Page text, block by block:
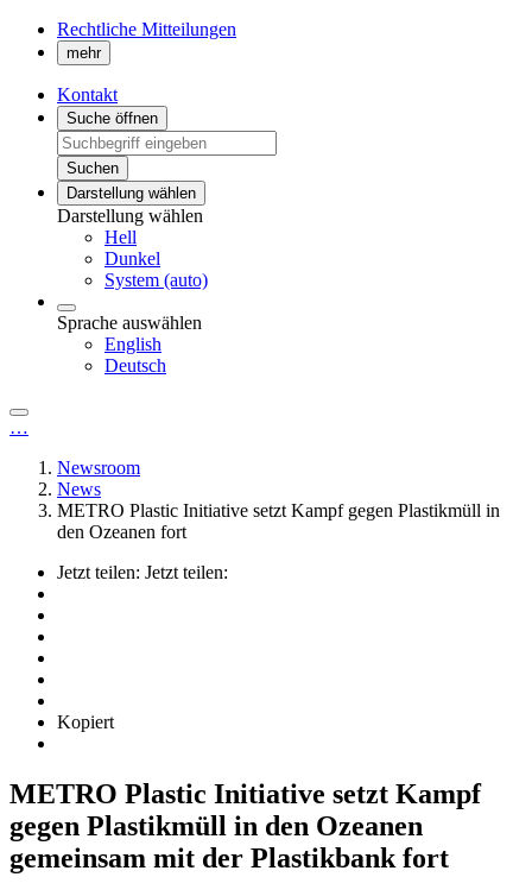
Rechtliche Mitteilungen
mehr
Kontakt
Suche öffnen
Suchen
Darstellung wählen
Darstellung wählen
Hell
Dunkel
System (auto)
Sprache auswählen
English
Deutsch
…
Newsroom
News
METRO Plastic Initiative setzt Kampf gegen Plastikmüll in
den Ozeanen fort
Jetzt teilen: Jetzt teilen:
Kopiert
METRO Plastic Initiative setzt Kampf
gegen Plastikmüll in den Ozeanen
gemeinsam mit der Plastikbank fort